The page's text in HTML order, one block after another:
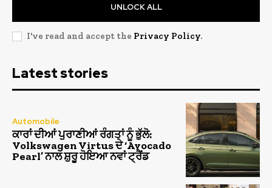
UNLOCK ALL
I've read and accept the Privacy Policy.
Latest stories
Automobile
ਕਾਰਾਂ ਦੀਆਂ ਪੁਰਾਣੀਆਂ ਰੰਗਤਾਂ ਨੂੰ ਭੁੱਲੋ:
Volkswagen Virtus ਦੇ ‘Avocado
Pearl’ ਨਾਲ ਸ਼ੁਰੂ ਹੋਇਆ ਨਵਾਂ ਟ੍ਰੈਂਡ